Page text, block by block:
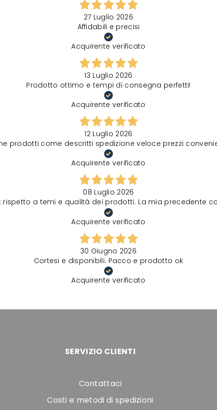
27 Luglio 2026
Affidabili e precisi
Acquirente verificato
13 Luglio 2026
Prodotto ottimo e tempi di consegna perfetti!
Acquirente verificato
12 Luglio 2026
prodotti come descritti spedizione veloce prezzi
Acquirente verificato
08 Luglio 2026
a temi e qualità dei prodotti. La mia precedente
Acquirente verificato
30 Giugno 2026
Cortesi e disponibili. Pacco e prodotto ok
Acquirente verificato
SERVIZIO CLIENTI
Contattaci
Costi e metodi di spedizioni